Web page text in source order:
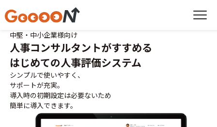
中堅・中小企業様向け
人事コンサルタントがすすめる
はじめての人事評価システム
シンプルで使いやすく、
サポートが充実。
導入時の初期設定は必要ないため
簡単に導入できます。